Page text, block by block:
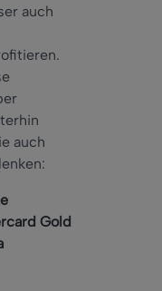
auch
auch
Gold